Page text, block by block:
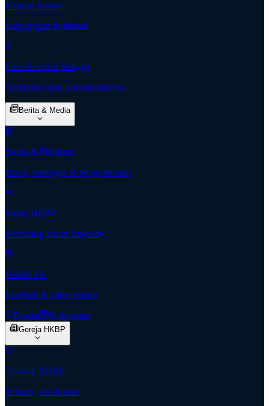
Kidung Jemaat
Lagu pujian & ibadah
Ende Sekolah Minggu
Nyanyian anak sekolah minggu
Berita & Media
Berita & Publikasi
Warta, renungan & pengumuman
Radio HKBP
Streaming siaran langsung
HKBP TV
Khotbah & video rohani
Donasi Kolportase
Gereja HKBP
Tentang HKBP
Sejarah, visi & misi